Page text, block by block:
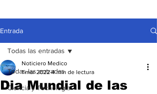
Entrada
Todas las entradas
Ciencia y Tecnología
Todas las entradas
Dia Mundial de las
Noticiero Medico
1 mar 2022 4 min de lectura